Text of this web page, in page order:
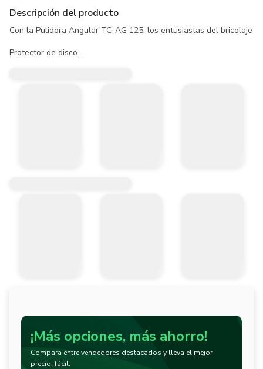
Descripción del producto
Con la Pulidora Angular TC-AG 125, los entusiastas del bricolaje
Protector de disco
¡Más opciones, más ahorro!
Compara entre vendedores destacados y lleva el mejor
precio, fácil.